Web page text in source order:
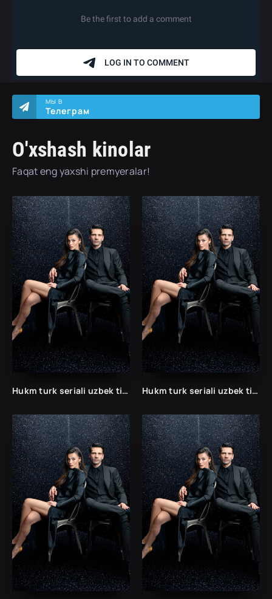
O'xshash kinolar
Faqat eng yaxshi premyeralar!
МЫ В
Телеграм
Hukm turk seriali uzbek tilida /Хукм турк сериали ўзбек тилида/ 203. 204. 205. 206. 207. 208. 209. 210. 211. 212. 213. 214. 215 barcha qismlari. Hukm turk seriali uzbek tilida /Хукм турк сериали ўзбек тилида/ 203. 204. 205. 206. 207. 208. 209. 210. 211. 212. 213. 214. 215 barcha qismlari.